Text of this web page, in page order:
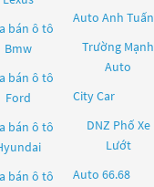
bán ô tô
Bmw
bán ô tô
Ford
bán ô tô
bán ô tô
Auto Anh Tuấn
Trường Mạnh
Auto
City Car
DNZ Phố Xe
Lướt
Auto 66.68